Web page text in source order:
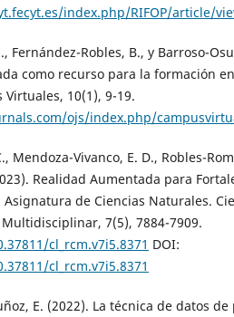
index.php/RIFOP/article/
Fernández-Robles, B., y Barroso-
como recurso para la formación
10(1), 9-19.
ojs/index.php/
Mendoza-Vivanco, E. D., Robles-
Realidad Aumentada para
de Ciencias Naturales.
7(5), 7884-7909.
cl_rcm.v7i5.8371 DOI:
cl_rcm.v7i5.8371
E. (2022). La técnica de datos